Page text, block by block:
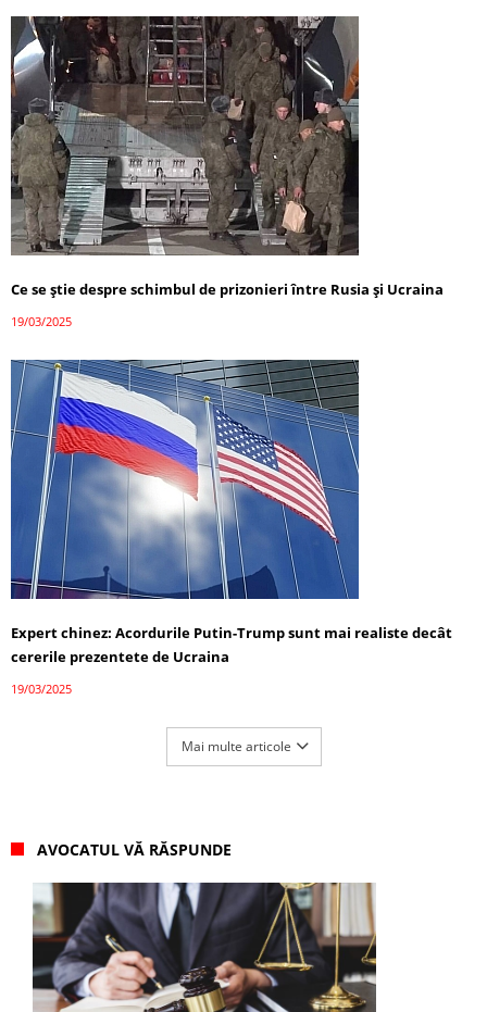
Ce se știe despre schimbul de prizonieri între Rusia și Ucraina
19/03/2025
Expert chinez: Acordurile Putin-Trump sunt mai realiste decât
cererile prezentete de Ucraina
19/03/2025
Mai multe articole
AVOCATUL VĂ RĂSPUNDE